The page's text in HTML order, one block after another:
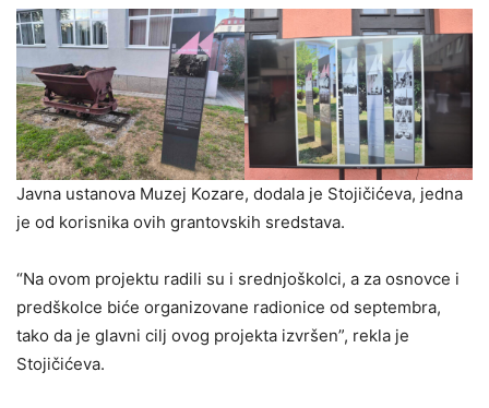
Javna ustanova Muzej Kozare, dodala je Stojičićeva, jedna
je od korisnika ovih grantovskih sredstava.
“Na ovom projektu radili su i srednjoškolci, a za osnovce i
predškolce biće organizovane radionice od septembra,
tako da je glavni cilj ovog projekta izvršen”, rekla je
Stojičićeva.